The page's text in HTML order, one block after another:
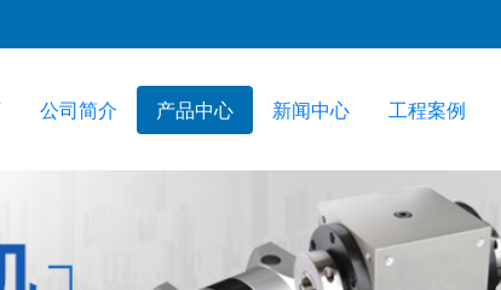
公司简介 产品中心 新闻中心 工程案例